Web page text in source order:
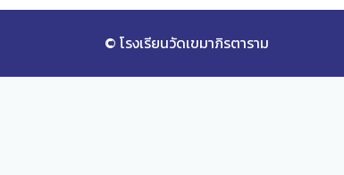
© โรงเรียนวัดเขมาภิรตาราม